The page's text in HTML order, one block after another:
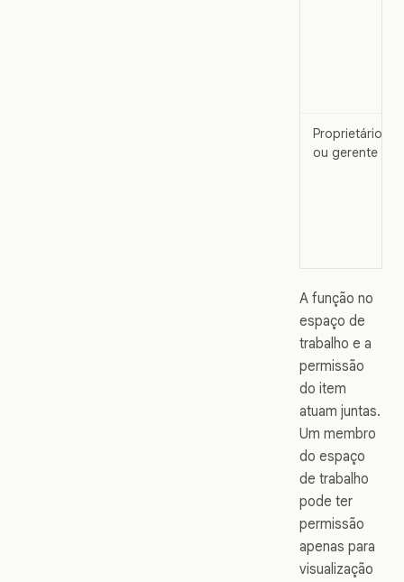
Proprietário
ou gerente
A função no
espaço de
trabalho e a
permissão
do item
atuam juntas.
Um membro
do espaço
de trabalho
pode ter
permissão
apenas para
visualização